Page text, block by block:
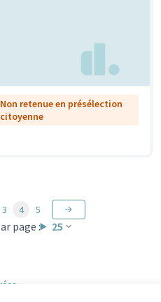
Non retenue en présélection
citoyenne
page : 25
3 4 5